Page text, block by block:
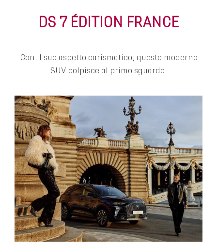
DS 7 ÉDITION FRANCE
Con il suo aspetto carismatico, questo moderno
SUV colpisce al primo sguardo.